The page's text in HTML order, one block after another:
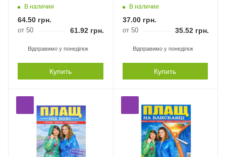
В наличии
64.50 грн.
от 50 61.92 грн.
Відправимо у понеділок
Купить
В наличии
37.00грн.
от 50 35.52грн.
Відправимо у понеділок
Купить